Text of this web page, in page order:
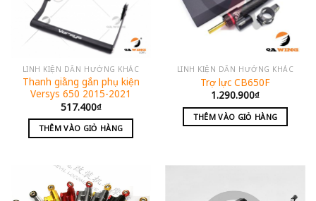
LINH KIỆN DẪN HƯỚNG KHÁC
Thanh giằng gắn phụ kiện
Versys 650 2015-2021
517.400₫
THÊM VÀO GIỎ HÀNG
LINH KIỆN DẪN HƯỚNG KHÁC
Trợ lực CB650F
1.290.900₫
THÊM VÀO GIỎ HÀNG